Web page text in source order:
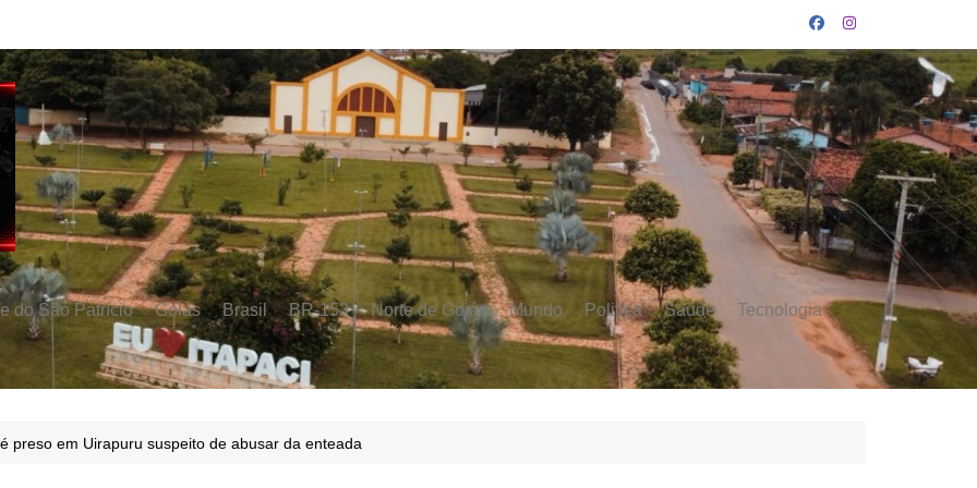
do São Patrício Goiás Brasil BR-153 Norte de Goiás Mundo Politica Saúde Tecnologia
preso em Uirapuru suspeito de abusar da enteada